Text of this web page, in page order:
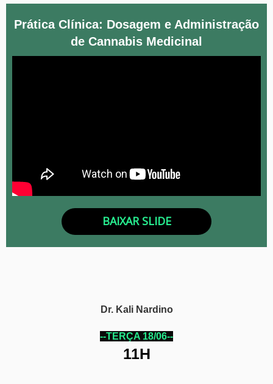
Prática Clínica: Dosagem e Administração
de Cannabis Medicinal
BAIXAR SLIDE
Dr. Kali Nardino
--TERÇA 18/06--
11H